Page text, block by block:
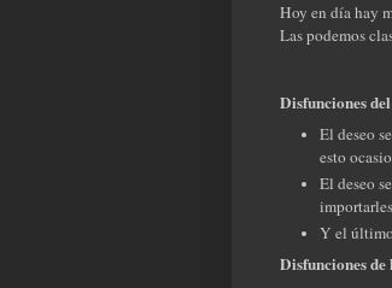
Hoy en día hay
Las podemos
Disfunciones del
El deseo
esto
El deseo
Y el
Disfunciones